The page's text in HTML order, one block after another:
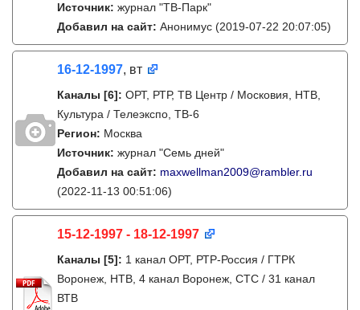
Источник: журнал "ТВ-Парк"
Добавил на сайт: Анонимус (2019-07-22 20:07:05)
16-12-1997, вт
Каналы [6]: ОРТ, РТР, ТВ Центр / Московия, НТВ,
Культура / Телеэкспо, ТВ-6
Регион: Москва
Источник: журнал "Семь дней"
Добавил на сайт: maxwellman2009@rambler.ru
(2022-11-13 00:51:06)
15-12-1997 - 18-12-1997
Каналы [5]: 1 канал ОРТ, РТР-Россия / ГТРК
Воронеж, НТВ, 4 канал Воронеж, СТС / 31 канал
ВТВ